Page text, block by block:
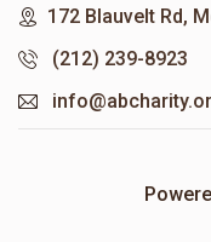
172 Blauvelt Rd,
(212) 239-8923